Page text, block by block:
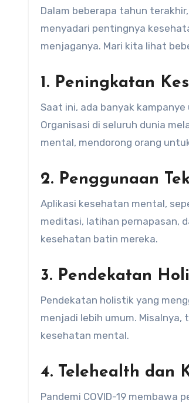
Dalam beberapa tahun
menyadari pentingnya
menjaganya. Mari kita lihat
1. Peningkatan
Saat ini, ada banyak
Organisasi di seluruh dunia
mental, mendorong orang
2. Penggunaan
Aplikasi kesehatan mental,
meditasi, latihan pernapasan,
kesehatan batin mereka.
3. Pendekatan
Pendekatan holistik yang
menjadi lebih umum.
kesehatan mental.
4. Telehealth dan
Pandemi COVID-19 membawa